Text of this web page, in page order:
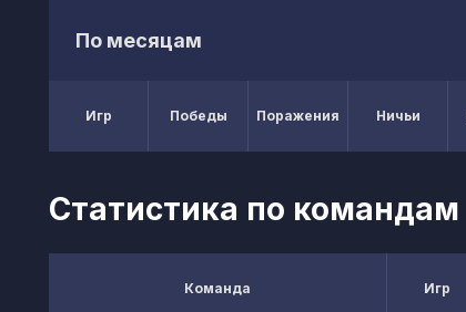
По месяцам
Игр Победы Поражения Ничьи
Статистика по командам
Команда Игр